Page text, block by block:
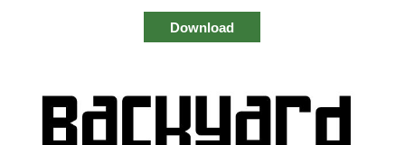
Download